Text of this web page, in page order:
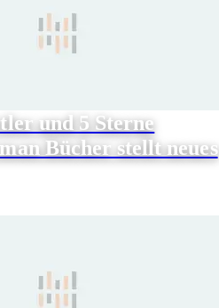
und 5 Sterne
Bücher stellt neues